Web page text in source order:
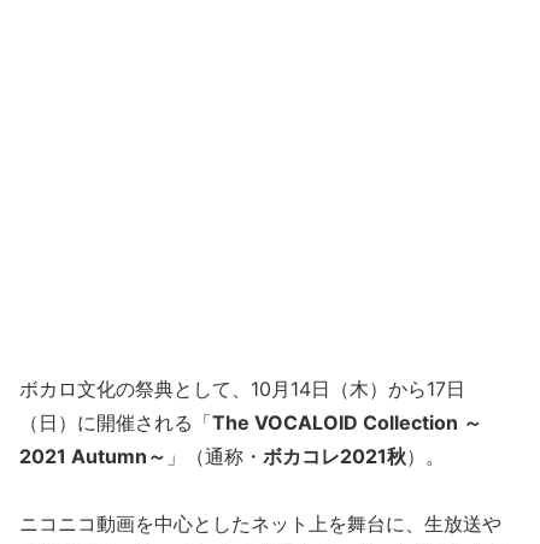
ボカロ文化の祭典として、10月14日（木）から17日
（日）に開催される「The VOCALOID Collection ～
2021 Autumn～ 」（通称・ ボカコレ2021秋）。
ニコニコ動画を中心としたネット上を舞台に、生放送や